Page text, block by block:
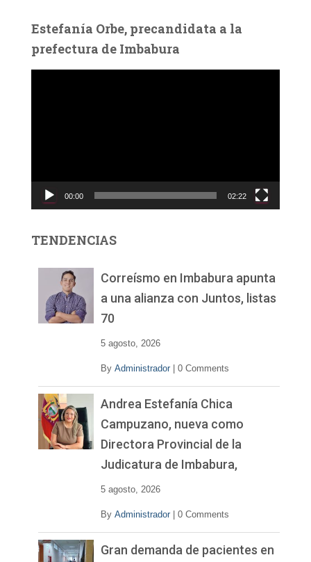
Estefanía Orbe, precandidata a la
prefectura de Imbabura
c
d
00:00 02:22
TENDENCIAS
Correísmo en Imbabura apunta
a una alianza con Juntos, listas
70
5 agosto, 2026
By Administrador 0 Comments
Andrea Estefanía Chica
Campuzano, nueva como
Directora Provincial de la
Judicatura de Imbabura,
5 agosto, 2026
By Administrador 0 Comments
Gran demanda de pacientes en